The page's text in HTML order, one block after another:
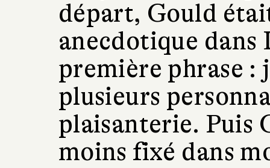
départ, Gould
anecdotique dans
première phrase :
plusieurs
plaisanterie. Puis
moins fixé dans